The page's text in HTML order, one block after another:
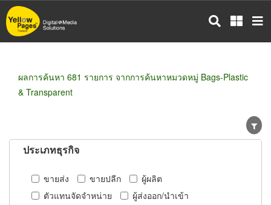
ข้าม
ไป
ผลการค้นหา 681 รายการ จากการค้นหาหมวดหมู่ Bags-Plastic
& Transparent
ประเภทธุรกิจ
ขายส่ง ขายปลีก
ผู้ผลิต
ตัวแทนจัดจำหน่าย
ผู้ส่งออก/นำเข้า